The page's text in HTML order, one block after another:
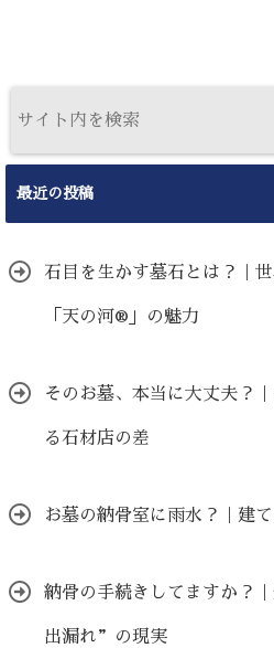
最近の投稿
石目を生かす墓石とは？｜
「天の河®」の魅力
そのお墓、本当に大丈夫？
る石材店の差
お墓の納骨室に雨水？｜建
納骨の手続きしてますか？
出漏れ”の現実